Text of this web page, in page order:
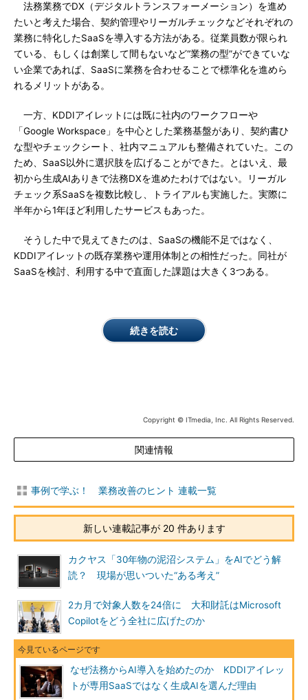
法務業務でDX（デジタルトランスフォーメーション）を進め
たいと考えた場合、契約管理やリーガルチェックなどそれぞれの
業務に特化したSaaSを導入する方法がある。従業員数が限られ
ている、もしくは創業して間もないなど“業務の型”ができていな
い企業であれば、SaaSに業務を合わせることで標準化を進めら
れるメリットがある。
一方、KDDIアイレットには既に社内のワークフローや
「Google Workspace」を中心とした業務基盤があり、契約書ひ
な型やチェックシート、社内マニュアルも整備されていた。この
ため、SaaS以外に選択肢を広げることができた。とはいえ、最
初から生成AIありきで法務DXを進めたわけではない。リーガル
チェック系SaaSを複数比較し、トライアルも実施した。実際に
半年から1年ほど利用したサービスもあった。
そうした中で見えてきたのは、SaaSの機能不足ではなく、
KDDIアイレットの既存業務や運用体制との相性だった。同社が
SaaSを検討、利用する中で直面した課題は大きく3つある。
続きを読む
Copyright © ITmedia, Inc. All Rights Reserved.
関連情報
事例で学ぶ！ 業務改善のヒント 連載一覧
新しい連載記事が 20 件あります
カクヤス「30年物の泥沼システム」をAIでどう解
読？ 現場が思いついた“ある考え”
2カ月で対象人数を24倍に 大和財託はMicrosoft
Copilotをどう全社に広げたのか
なぜ法務からAI導入を始めたのか KDDIアイレッ
トが専用SaaSではなく生成AIを選んだ理由